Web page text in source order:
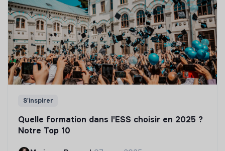
S'inspirer
Quelle formation dans l'ESS choisir en 2025 ?
Notre Top 10